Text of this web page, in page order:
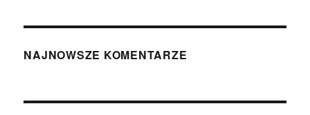
NAJNOWSZE KOMENTARZE